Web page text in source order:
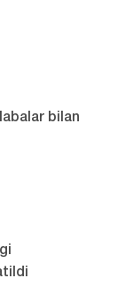
bilan